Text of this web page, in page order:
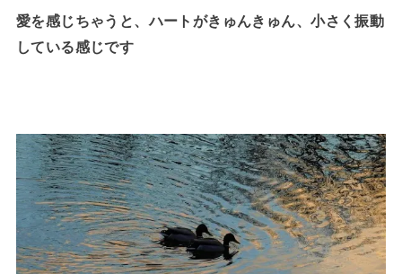
愛を感じちゃうと、ハートがきゅんきゅん、小さく振動
している感じです